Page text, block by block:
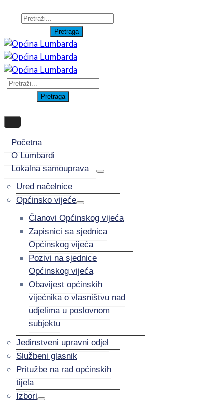
Početna
O Lumbardi
Lokalna samouprava
Ured načelnice
Općinsko vijeće
Članovi Općinskog vijeća
Zapisnici sa sjednica
Općinskog vijeća
Pozivi na sjednice
Općinskog vijeća
Obavijest općinskih
vijećnika o vlasništvu nad
udjelima u poslovnom
subjektu
Jedinstveni upravni odjel
Službeni glasnik
Pritužbe na rad općinskih
tijela
Izbori